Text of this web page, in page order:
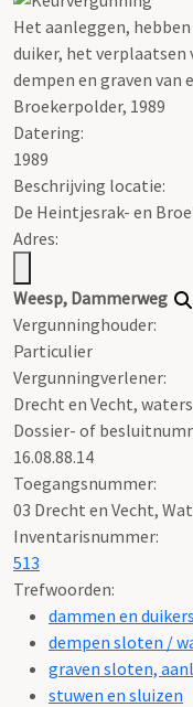
Het aanleggen,
duiker, het verplaatsen
dempen en graven van
Broekerpolder, 1989
Datering:
1989
Beschrijving locatie:
De Heintjesrak- en
Adres:
Weesp, Dammerweg
Vergunninghouder:
Particulier
Vergunningverlener:
Drecht en Vecht,
Dossier- of
16.08.88.14
Toegangsnummer:
03 Drecht en Vecht,
Inventarisnummer:
513
Trefwoorden:
dammen en duikers
dempen sloten /
graven sloten,
stuwen en sluizen